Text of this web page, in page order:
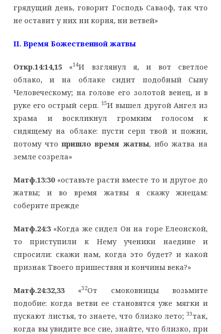
грядущий день, говорит Господь Саваоф, так что
не оставит у них ни корня, ни ветвей»
II. Время Божественной жатвы
Откр.14:14,15«14И взглянул я, и вот светлое
облако, и на облаке сидит подобный Сыну
Человеческому; на голове его золотой венец, и в
руке его острый серп. 15И вышел другой Ангел из
храма и воскликнул громким голосом к
сидящему на облаке: пусти серп твой и пожни,
потому чтопришло время жатвы, ибо жатва на
земле созрела»
Матф.13:30«оставьте расти вместе то и другое до
жатвы; и во время жатвы я скажу жнецам:
соберите прежде
Матф.24:3«Когда же сидел Он на горе Елеонской,
то приступили к Нему ученики наедине и
спросили: скажи нам, когда это будет? и какой
признак Твоего пришествия и кончины века?»
Матф.24:32,33 «32От смоковницы возьмите
подобие: когда ветви ее становятся уже мягки и
пускают листья, то знаете, что близко лето;33так,
когда вы увидите все сие, знайте, что близко, при